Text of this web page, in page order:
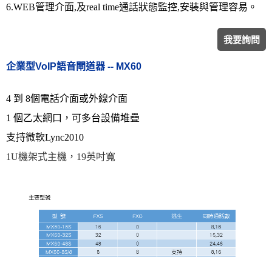
6.WEB管理介面,及real time通話狀態監控,安裝與管理容易。
我要詢問
企業型VoIP語音閘道器 -- MX60
4 到 8個電話介面或外線介面
1 個乙太網口，可多台設備堆疊
支持微軟Lync2010
1U機架式主機，19英吋寬